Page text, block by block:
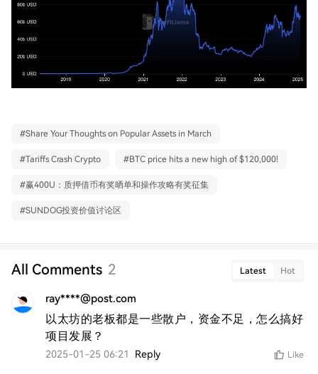
#Share Your Thoughts on Popular Assets in March
#Tariffs Crash Crypto #BTC price hits a new high of $120,000!
#赢400U：质押借币有奖晒单和操作攻略有奖征集
#SUNDOG投资价值讨论区
All Comments 2 Latest Hot
ray****@post.com
以太坊的老板都是一些散户，资金不足，怎么搞好
项目发展？
2025-01-25 06:21 Reply Like